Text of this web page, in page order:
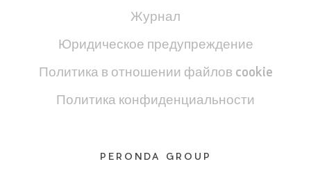
Журнал
Юридическое предупреждение
Политика в отношении файлов cookie
Политика конфиденциальности
PERONDA GROUP